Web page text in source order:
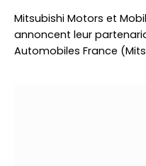
Mitsubishi Motors et
annoncent leur
Automobiles France